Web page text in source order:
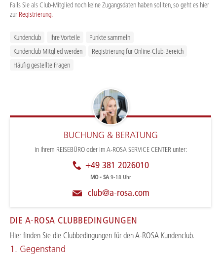
Falls Sie als Club-Mitglied noch keine Zugangsdaten haben sollten, so geht es hier
zur Registrierung.
Kundenclub Ihre Vorteile
Punkte sammeln
Kundenclub Mitglied werden
Registrierung für Online-Club-Bereich
Häufig gestellte Fragen
BUCHUNG & BERATUNG
in Ihrem REISEBÜRO oder im A-ROSA SERVICE CENTER unter:
+49 381 2026010
MO - SA 9-18 Uhr
club@a-rosa.com
DIE A-ROSA CLUBBEDINGUNGEN
Hier finden Sie die Clubbedingungen für den A-ROSA Kundenclub.
1. Gegenstand